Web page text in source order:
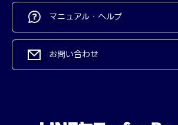
マニュアル・ヘルプ
お問い合わせ